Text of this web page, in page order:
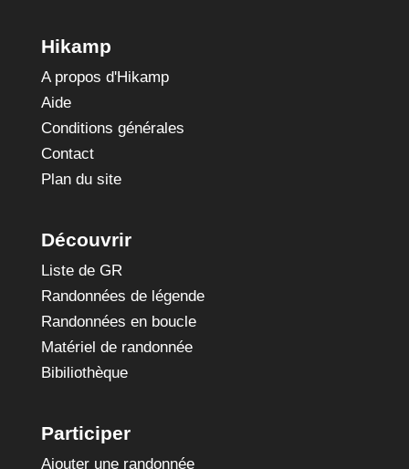
Hikamp
A propos d'Hikamp
Aide
Conditions générales
Contact
Plan du site
Découvrir
Liste de GR
Randonnées de légende
Randonnées en boucle
Matériel de randonnée
Bibiliothèque
Participer
Ajouter une randonnée